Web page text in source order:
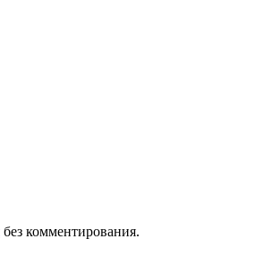
без комментирования.